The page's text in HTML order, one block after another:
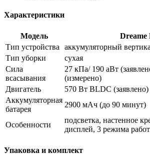
Характеристики
Модель
Dreame
Тип устройства
аккумуляторный
Тип уборки
сухая
Сила
всасывания
27 кПа/ 190 аВт
(измерено)
Двигатель
570 Вт BLDC (заявлено)
Аккумуляторная
батарея
2900 мАч (до 90 минут)
Особенности
подсветка, настенное
дисплей, 3 режима
Упаковка и комплект